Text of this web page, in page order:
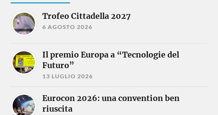
Trofeo Cittadella 2027
6 AGOSTO 2026
Il premio Europa a “Tecnologie del
Futuro”
13 LUGLIO 2026
Eurocon 2026: una convention ben
riuscita